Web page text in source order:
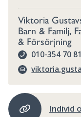
Viktoria
Barn & Familj,
& Försörjning
010-354 70 81
Individ